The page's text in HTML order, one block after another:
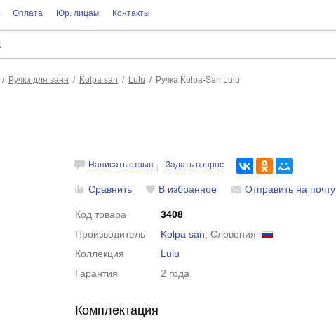
Оплата Юр. лицам Контакты
Ручки для ванн Kolpa san Lulu Ручка Kolpa-San Lulu
Написать отзыв Задать вопрос
Сравнить В избранное Отправить на почту
Код товара
3408
Производитель
Kolpa san , Словения
Коллекция
Lulu
Гарантия
2 года
Комплектация